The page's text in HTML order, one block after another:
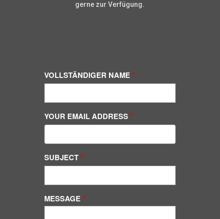
gerne zur Verfügung.
VOLLSTÄNDIGER NAME
YOUR EMAIL ADDRESS
SUBJECT
MESSAGE